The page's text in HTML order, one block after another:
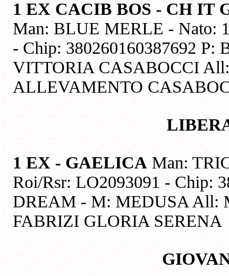
1 EX CACIB BOS - CH IT
Man: BLUE MERLE - Nato:
- Chip: 380260160387692
VITTORIA CASABOCCI
ALLEVAMENTO
1 EX - GAELICAMan:
Roi/Rsr: LO2093091 - Chip:
DREAM - M: MEDUSA All:
FABRIZI GLORIA SERENA